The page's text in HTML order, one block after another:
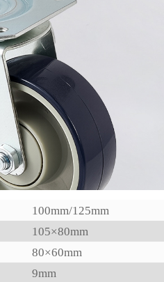
100mm/125mm
105×80mm
80×60mm
9mm